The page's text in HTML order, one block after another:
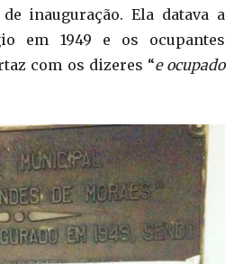
inauguração. Ela datava a
em 1949 e os ocupantes
com os dizeres “e ocupado